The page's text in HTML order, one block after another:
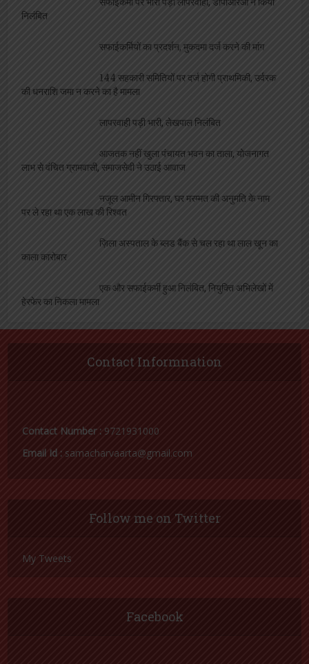
सफाईकर्मी पर भारी पड़ी लापरवाही, डीपीआरओ ने किया
निलंबित
सफाईकर्मियों का प्रदर्शन, मुकदमा दर्ज करने की मांग
144 सहकारी समितियों पर दर्ज होगी प्राथमिकी, उर्वरक
की धनराशि जमा न करने का है मामला
लापरवाही पड़ी भारी, लेखपाल निलंबित
आजतक नहीं खुला पंचायत भवन का ताला, योजनागत
लाभ से वंचित ग्रामवासी, समाजसेवी ने उठाई आवाज
नजूल आमीन गिरफ्तार, घर मरम्मत की अनुमति के नाम
पर ले रहा था एक लाख की रिश्वत
ज़िला अस्पताल के ब्लड बैंक से चल रहा था लाल खून का
काला कारोबार
एक और सफाईकर्मी हुआ निलंबित, नियुक्ति अभिलेखों में
हेरफेर का निकला मामला
Contact Informnation
Contact Number : 9721931000
Email Id : samacharvaarta@gmail.com
Follow me on Twitter
My Tweets
Facebook